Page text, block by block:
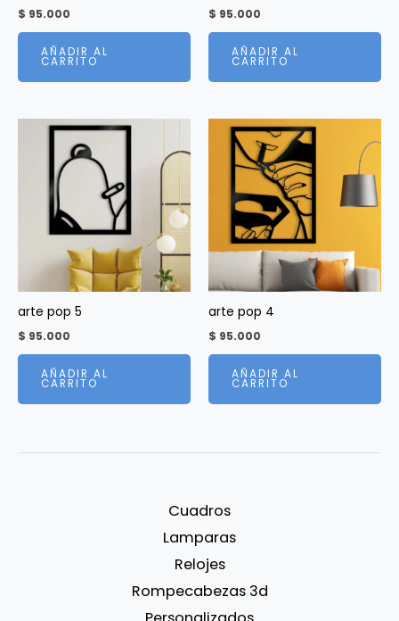
$ 95.000
AÑADIR AL
CARRITO
$ 95.000
AÑADIR AL
CARRITO
arte pop 5
$ 95.000
AÑADIR AL
CARRITO
arte pop 4
$ 95.000
AÑADIR AL
CARRITO
Cuadros
Lamparas
Relojes
Rompecabezas 3d